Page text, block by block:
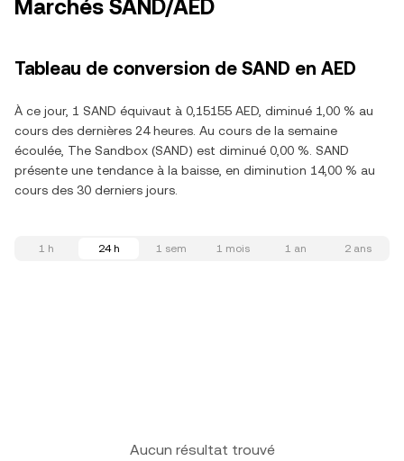
Marchés SAND/AED
Tableau de conversion de SAND en AED
À ce jour, 1 SAND équivaut à 0,15155 AED, diminué 1,00 % au
cours des dernières 24 heures. Au cours de la semaine
écoulée, The Sandbox (SAND) est diminué 0,00 %. SAND
présente une tendance à la baisse, en diminution 14,00 % au
cours des 30 derniers jours.
1 h 24 h 1 sem 1 mois 1 an 2 ans
Aucun résultat trouvé